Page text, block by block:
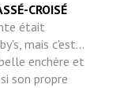
CROISÉ
était
mais c'est...
enchère et
son propre